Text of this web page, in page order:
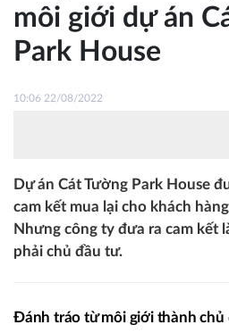
môi giới dự án
Park House
10:06 22/08/2022
Dự án Cát Tường Park House
cam kết mua lại cho khách
Nhưng công ty đưa ra cam kết
phải chủ đầu tư.
Đánh tráo từ môi giới thành chủ